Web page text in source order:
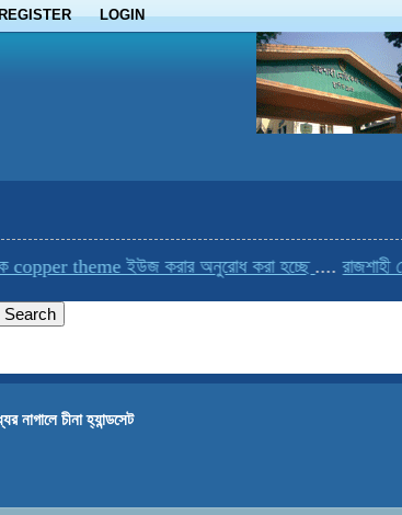
LOGIN
theme ইউজ করার অনুরোধ করা হচ্ছে....রাজশাহী
নাগালে চীনা হ্যান্ডসেট